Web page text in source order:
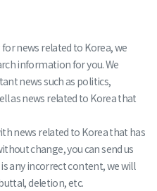
news related to Korea, we
information for you. We
news such as politics,
as news related to Korea that
news related to Korea that has
change, you can send us
any incorrect content, we will
deletion, etc.